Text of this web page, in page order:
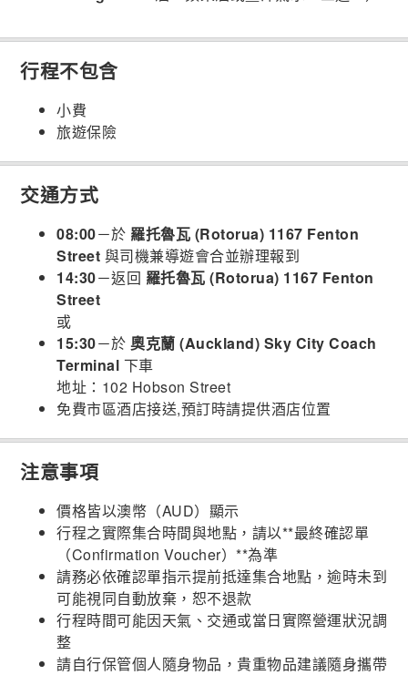
行程不包含
小費
旅遊保險
交通方式
08:00－於 羅托魯瓦 (Rotorua) 1167 Fenton
Street 與司機兼導遊會合並辦理報到
14:30－返回 羅托魯瓦 (Rotorua) 1167 Fenton
Street
或
15:30－於奧克蘭 (Auckland) Sky City Coach
Terminal 下車
地址：102 Hobson Street
免費市區酒店接送,預訂時請提供酒店位置
注意事項
價格皆以澳幣（AUD）顯示
行程之實際集合時間與地點，請以**最終確認單
（Confirmation Voucher）**為準
請務必依確認單指示提前抵達集合地點，逾時未到
可能視同自動放棄，恕不退款
行程時間可能因天氣、交通或當日實際營運狀況調
整
請自行保管個人隨身物品，貴重物品建議隨身攜帶